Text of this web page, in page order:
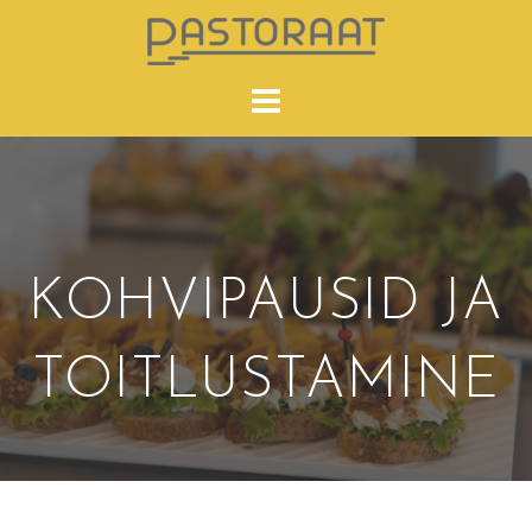
KOHVIPAUSID JA
TOITLUSTAMINE